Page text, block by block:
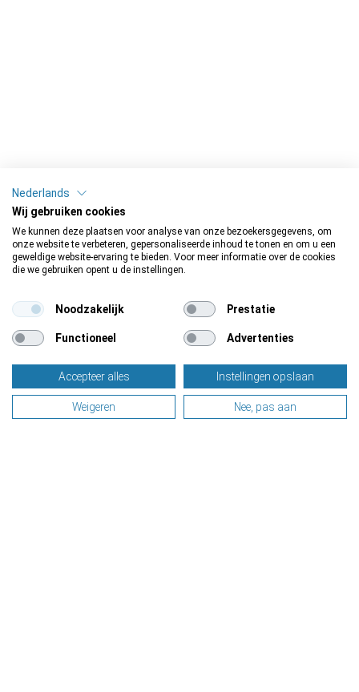
Nederlands
Wij gebruiken cookies
We kunnen deze plaatsen voor analyse van onze bezoekersgegevens, om
onze website te verbeteren, gepersonaliseerde inhoud te tonen en om u een
geweldige website-ervaring te bieden. Voor meer informatie over de cookies
die we gebruiken opent u de instellingen.
Noodzakelijk Prestatie
Functioneel Advertenties
Accepteer alles Instellingen opslaan
Weigeren Nee, pas aan